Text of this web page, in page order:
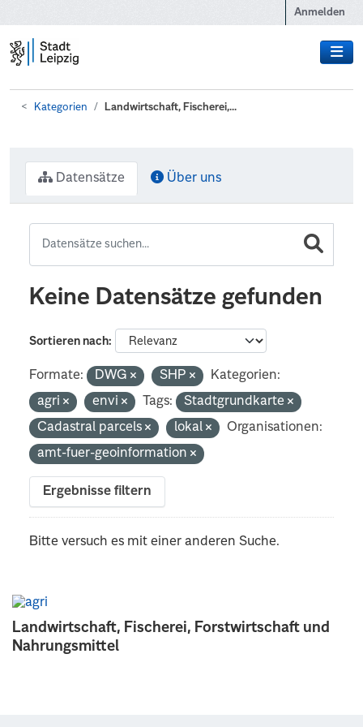
Anmelden
Kategorien Landwirtschaft, Fischerei,...
Landwirtschaft, Fischerei, Forstwirtschaft und
Nahrungsmittel
Datensätze Über uns
Keine Datensätze gefunden
Sortieren nach
Formate: DWG SHP
Kategorien:
agri
envi Tags:
Stadtgrundkarte
Cadastral parcels
lokal
Organisationen:
amt-fuer-geoinformation
Ergebnisse filtern
Bitte versuch es mit einer anderen Suche.